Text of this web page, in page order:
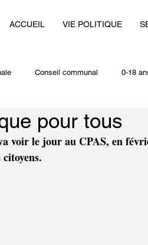
ACCUEIL VIE POLITIQUE
Conseil communal 0-18
Autres actualités
pour tous
voir le jour au CPAS, en